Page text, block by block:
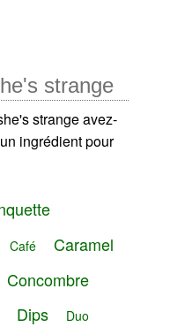
strange
strange avez-
ingrédient pour
Café
Caramel
Concombre
Dips Duo